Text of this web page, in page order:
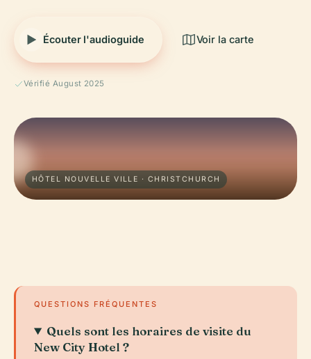
Écouter l'audioguide Voir la carte
Vérifié August 2025
HÔTEL NOUVELLE VILLE · CHRISTCHURCH
QUESTIONS FRÉQUENTES
Quels sont les horaires de visite du
New City Hotel ?